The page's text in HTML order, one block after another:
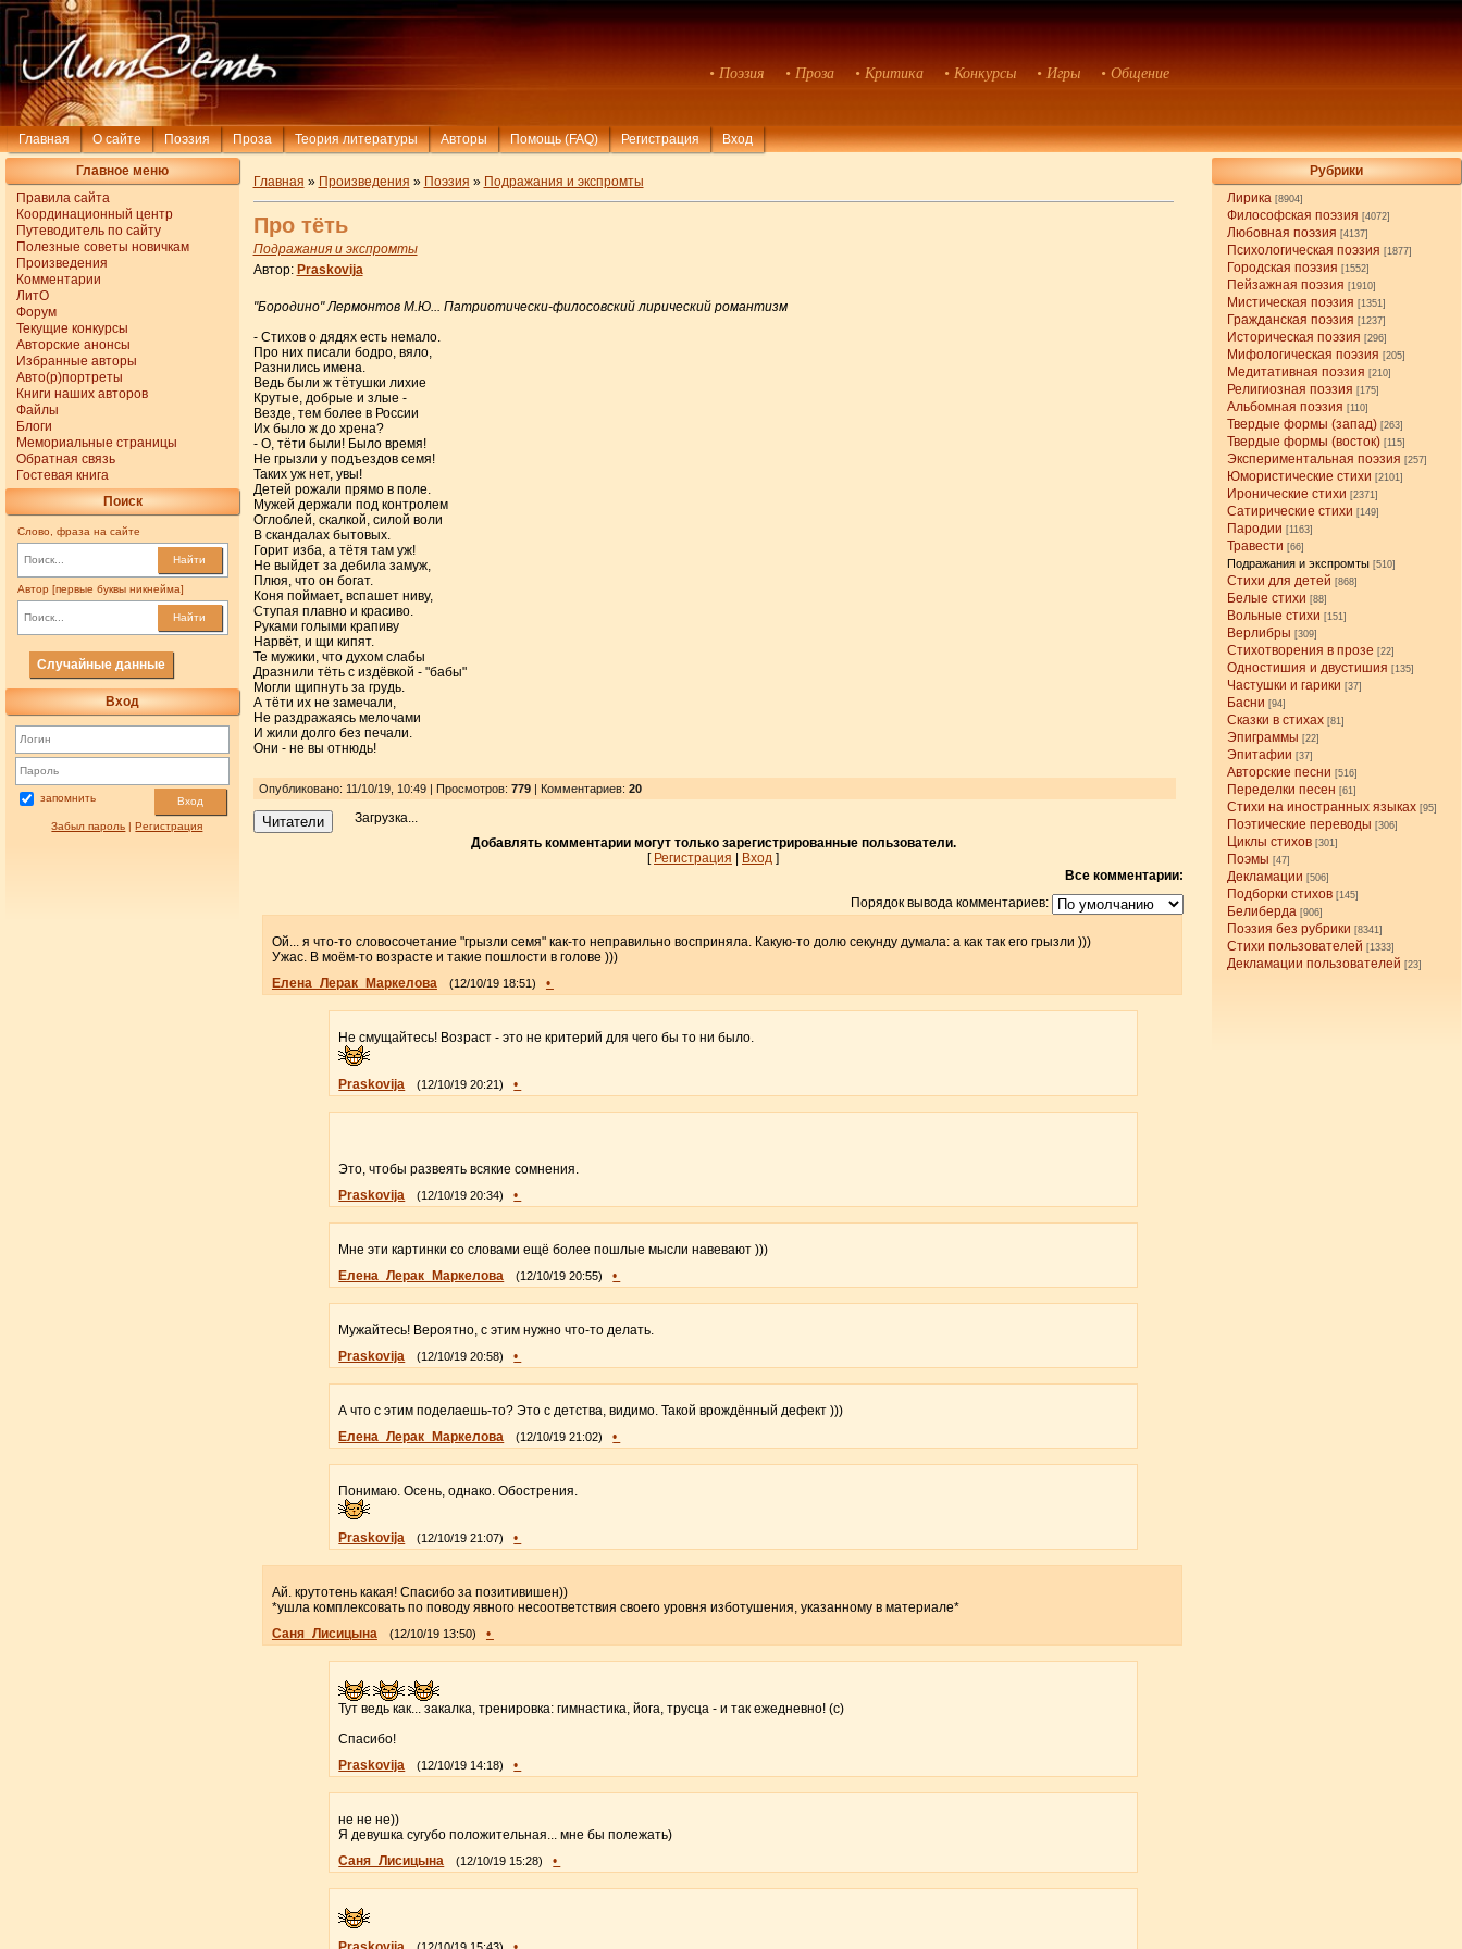
• Поэзия • Проза • Критика • Конкурсы • Игры • Общение
Главная О сайте Поэзия Проза Теория литературы Авторы Помощь (FAQ) Регистрация Вход
Главное меню
Правила сайта
Координационный центр
Путеводитель по сайту
Полезные советы новичкам
Произведения
Комментарии
ЛитО
Форум
Текущие конкурсы
Авторские анонсы
Избранные авторы
Авто(р)портреты
Книги наших авторов
Файлы
Блоги
Мемориальные страницы
Обратная связь
Гостевая книга
Поиск
Слово, фраза на сайте
Найти
Автор [первые буквы никнейма]
Найти
Случайные данные
Вход
запомнить Вход
Забыл пароль |Регистрация
Рубрики
Лирика [8904]
Философская поэзия [4072]
Любовная поэзия [4137]
Психологическая поэзия [1877]
Городская поэзия [1552]
Пейзажная поэзия [1910]
Мистическая поэзия [1351]
Гражданская поэзия [1237]
Историческая поэзия [296]
Мифологическая поэзия [205]
Медитативная поэзия [210]
Религиозная поэзия [175]
Альбомная поэзия [110]
Твердые формы (запад) [263]
Твердые формы (восток) [115]
Экспериментальная поэзия [257]
Юмористические стихи [2101]
Иронические стихи [2371]
Сатирические стихи [149]
Пародии [1163]
Травести [66]
Подражания и экспромты [510]
Стихи для детей [868]
Белые стихи [88]
Вольные стихи [151]
Верлибры [309]
Стихотворения в прозе [22]
Одностишия и двустишия [135]
Частушки и гарики [37]
Басни [94]
Сказки в стихах [81]
Эпиграммы [22]
Эпитафии [37]
Авторские песни [516]
Переделки песен [61]
Стихи на иностранных языках [95]
Поэтические переводы [306]
Циклы стихов [301]
Поэмы [47]
Декламации [506]
Подборки стихов [145]
Белиберда [906]
Поэзия без рубрики [8341]
Стихи пользователей [1333]
Декламации пользователей [23]
Главная » Произведения » Поэзия » Подражания и экспромты
Про тёть
Подражания и экспромты
Автор: Praskovija
"Бородино" Лермонтов М.Ю... Патриотически-филосовский лирический романтизм
- Стихов о дядях есть немало.
Про них писали бодро, вяло,
Разнились имена.
Ведь были ж тётушки лихие
Крутые, добрые и злые -
Везде, тем более в России
Их было ж до хрена?
- О, тёти были! Было время!
Не грызли у подъездов семя!
Таких уж нет, увы!
Детей рожали прямо в поле.
Мужей держали под контролем
Оглоблей, скалкой, силой воли
В скандалах бытовых.
Горит изба, а тётя там уж!
Не выйдет за дебила замуж,
Плюя, что он богат.
Коня поймает, вспашет ниву,
Ступая плавно и красиво.
Руками голыми крапиву
Нарвёт, и щи кипят.
Те мужики, что духом слабы
Дразнили тёть с издёвкой - "бабы"
Могли щипнуть за грудь.
А тёти их не замечали,
Не раздражаясь мелочами
И жили долго без печали.
Они - не вы отнюдь!
Опубликовано: 11/10/19, 10:49 | Просмотров: 779| Комментариев: 20
Читатели
Загрузка...
Добавлять комментарии могут только зарегистрированные пользователи.
[ Регистрация | Вход ]
Все комментарии:
Порядок вывода комментариев:
Ой... я что-то словосочетание "грызли семя" как-то неправильно восприняла. Какую-то долю секунду думала: а как так его грызли )))
Ужас. В моём-то возрасте и такие пошлости в голове )))
Елена_Лерак_Маркелова
(12/10/19 18:51) •
Не смущайтесь! Возраст - это не критерий для чего бы то ни было.
Praskovija (12/10/19 20:21) •
Это, чтобы развеять всякие сомнения.
Praskovija
(12/10/19 20:34) •
Мне эти картинки со словами ещё более пошлые мысли навевают )))
Елена_Лерак_Маркелова
(12/10/19 20:55) •
Мужайтесь! Вероятно, с этим нужно что-то делать.
Praskovija
(12/10/19 20:58) •
А что с этим поделаешь-то? Это с детства, видимо. Такой врождённый дефект )))
Елена_Лерак_Маркелова
(12/10/19 21:02) •
Понимаю. Осень, однако. Обострения.
Praskovija (12/10/19 21:07) •
Ай. крутотень какая! Спасибо за позитивишен))
*ушла комплексовать по поводу явного несоответствия своего уровня изботушения, указанному в материале*
Саня_Лисицына
(12/10/19 13:50) •
Тут ведь как... закалка, тренировка: гимнастика, йога, трусца - и так ежедневно! (с)
Спасибо!
Praskovija
(12/10/19 14:18) •
не не не))
Я девушка сугубо положительная... мне бы полежать)
Саня_Лисицына
(12/10/19 15:28) •
(12/10/19 15:43)